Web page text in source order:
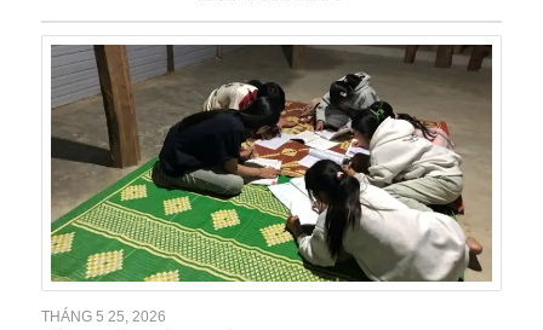
THÁNG 5 25, 2026